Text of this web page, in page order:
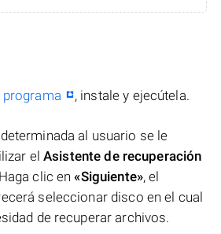
programa , instale y ejecútela.
al usuario se le
elAsistente de recuperación
clic en«Siguiente», el
seleccionar disco en el cual
de recuperar archivos.